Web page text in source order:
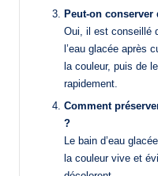
Peut-on
Oui, il est conseillé
l’eau glacée après
la couleur, puis de
rapidement.
Comment
?
Le bain d’eau
la couleur vive et